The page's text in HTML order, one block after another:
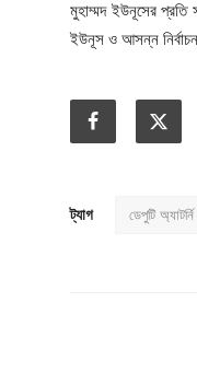
মুহাম্মদ ইউনূসের প্রতি
ইউনূস ও আসন্ন নির্বাচন
ট্যাগ ডেপুটি অ্যাটর্নি